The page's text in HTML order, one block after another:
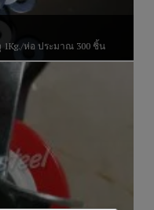
ห่อ ประมาณ 300 ชิ้น